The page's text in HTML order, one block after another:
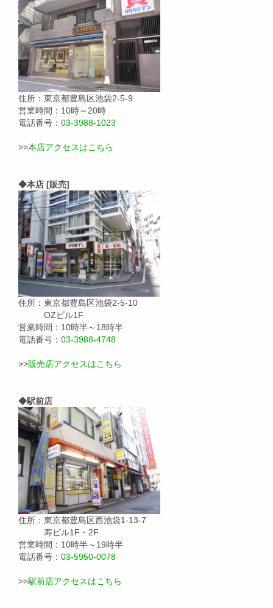
住所：東京都豊島区池袋2-5-9
営業時間：10時～20時
電話番号： 03-3988-1023
>>本店アクセスはこちら
◆本店 [販売]
住所：東京都豊島区池袋2-5-10
OZビル1F
営業時間：10時半～18時半
電話番号： 03-3988-4748
>>販売店アクセスはこちら
◆駅前店
住所：東京都豊島区西池袋1-13-7
寿ビル1F・2F
営業時間：10時半～19時半
電話番号： 03-5950-0078
>>駅前店アクセスはこちら